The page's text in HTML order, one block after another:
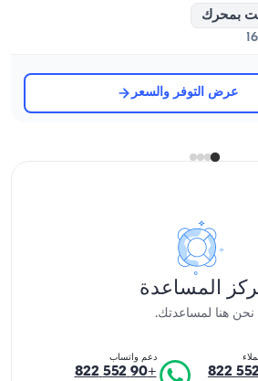
بمحرك
عرض التوفر والسعر
المساعدة
نحن هنا لمساعدتك.
+90 552 822
دعم واتساب
+90 552 822